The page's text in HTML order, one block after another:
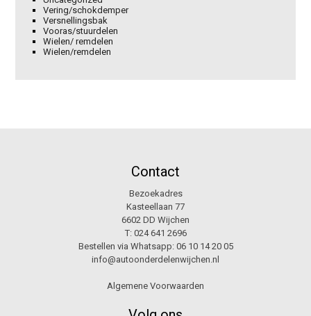
Vering/schokdemper
Versnellingsbak
Vooras/stuurdelen
Wielen/ remdelen
Wielen/remdelen
Contact
Bezoekadres
Kasteellaan 77
6602 DD Wijchen
T: 024 641 2696
Bestellen via Whatsapp: 06 10 14 20 05
info@autoonderdelenwijchen.nl
Algemene Voorwaarden